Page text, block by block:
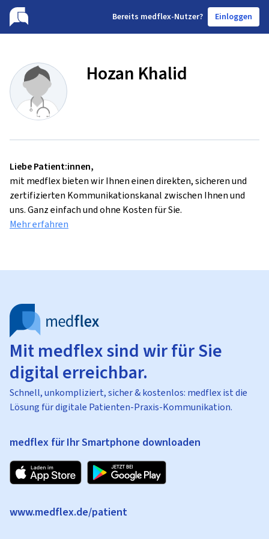
Bereits medflex-Nutzer? Einloggen
Hozan Khalid
Liebe Patient:innen,
mit medflex bieten wir Ihnen einen direkten, sicheren und
zertifizierten Kommunikationskanal zwischen Ihnen und
uns. Ganz einfach und ohne Kosten für Sie.
Mehr erfahren
Mit medflex sind wir für Sie
digital erreichbar.
Schnell, unkompliziert, sicher & kostenlos: medflex ist die
Lösung für digitale Patienten-Praxis-Kommunikation.
medflex für Ihr Smartphone downloaden
www.medflex.de/patient